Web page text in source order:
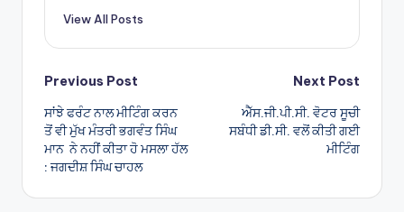
p
View All Posts
Post
navigation
Previous Post
ਸਾਂਝੇ ਫਰੰਟ ਨਾਲ ਮੀਟਿੰਗ ਕਰਨ
ਤੋਂ ਵੀ ਮੁੱਖ ਮੰਤਰੀ ਭਗਵੰਤ ਸਿੰਘ
ਮਾਨ ਨੇ ਨਹੀਂ ਕੀਤਾ ਹੋ ਮਸਲਾ ਹੱਲ
: ਜਗਦੀਸ਼ ਸਿੰਘ ਚਾਹਲ
Next Post
ਐੱਸ.ਜੀ.ਪੀ.ਸੀ. ਵੋਟਰ ਸੂਚੀ
ਸਬੰਧੀ ਡੀ.ਸੀ. ਵਲੋਂ ਕੀਤੀ ਗਈ
ਮੀਟਿੰਗ